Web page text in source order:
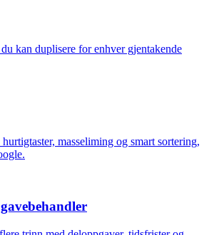
kan duplisere for enhver gjentakende
masseliming og smart sortering,